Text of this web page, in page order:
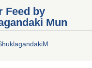
Feed by
Mun